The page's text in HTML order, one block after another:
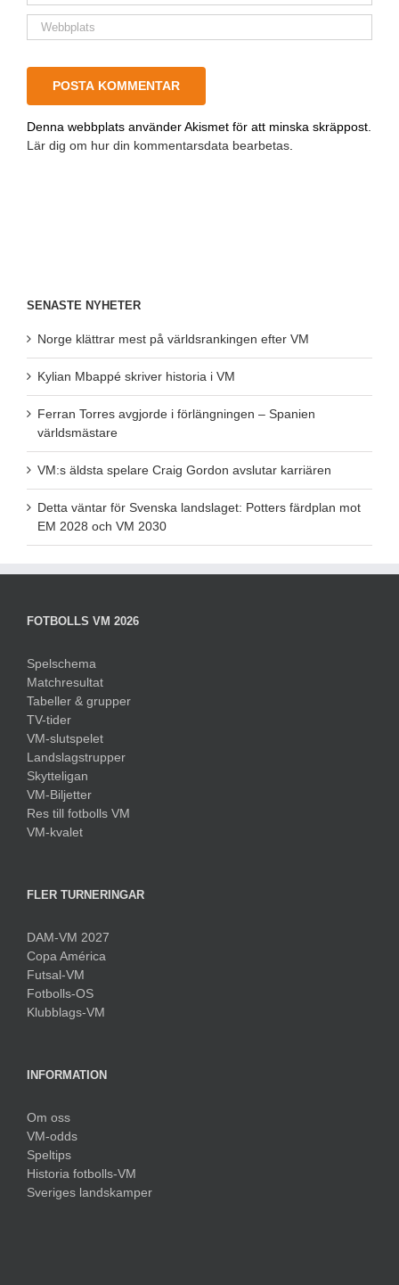
Denna webbplats använder Akismet för att minska skräppost.
Lär dig om hur din kommentarsdata bearbetas.
SENASTE NYHETER
Norge klättrar mest på världsrankingen efter VM
Kylian Mbappé skriver historia i VM
Ferran Torres avgjorde i förlängningen – Spanien
världsmästare
VM:s äldsta spelare Craig Gordon avslutar karriären
Detta väntar för Svenska landslaget: Potters färdplan mot
EM 2028 och VM 2030
FOTBOLLS VM 2026
Spelschema
Matchresultat
Tabeller & grupper
TV-tider
VM-slutspelet
Landslagstrupper
Skytteligan
VM-Biljetter
Res till fotbolls VM
VM-kvalet
FLER TURNERINGAR
DAM-VM 2027
Copa América
Futsal-VM
Fotbolls-OS
Klubblags-VM
INFORMATION
Om oss
VM-odds
Speltips
Historia fotbolls-VM
Sveriges landskamper